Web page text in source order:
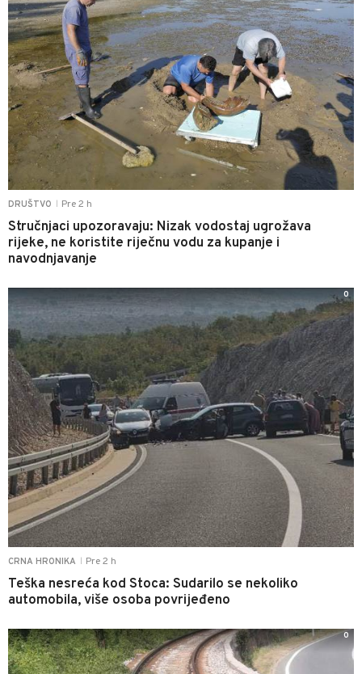
DRUŠTVO Pre 2 h
Stručnjaci upozoravaju: Nizak vodostaj ugrožava
rijeke, ne koristite riječnu vodu za kupanje i
navodnjavanje
CRNA HRONIKA Pre 2 h
Teška nesreća kod Stoca: Sudarilo se nekoliko
automobila, više osoba povrijeđeno
0
0